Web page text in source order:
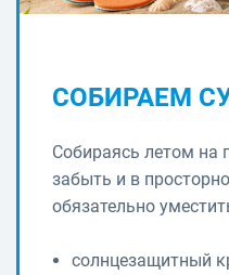
СОБИРАЕМ
Собираясь летом на
забыть и в
обязательно
солнцезащитный